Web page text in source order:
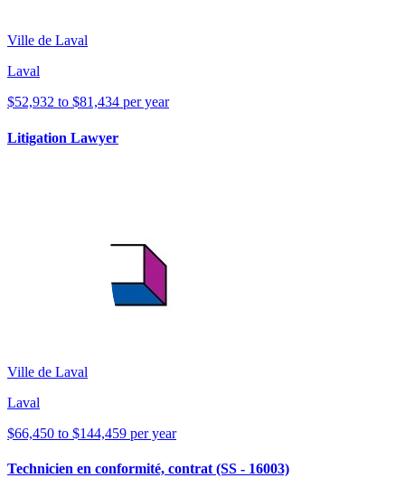
Ville de Laval
Laval
$52,932 to $81,434 per year
Litigation Lawyer
Ville de Laval
Laval
$66,450 to $144,459 per year
Technicien en conformité, contrat (SS - 16003)